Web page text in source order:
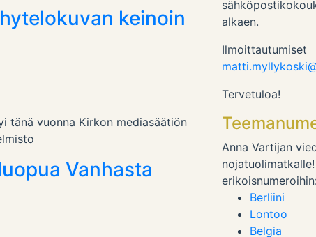
keinoin
tänä vuonna Kirkon mediasäätiön
Vanhasta
alkaen.
Ilmoittautumiset
Tervetuloa!
Anna Vartijan
Berliini
Lontoo
Belgia